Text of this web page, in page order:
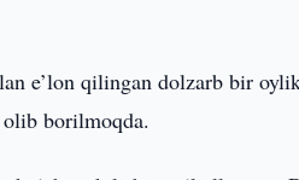
e’lon qilingan dolzarb bir
borilmoqda.